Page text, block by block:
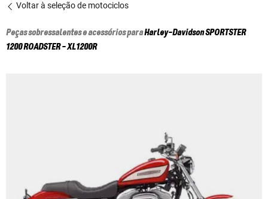
Voltar à seleção de motociclos
Peças sobressalentes e acessórios paraHarley-DavidsonSPORTSTER
1200 ROADSTER - XL1200R